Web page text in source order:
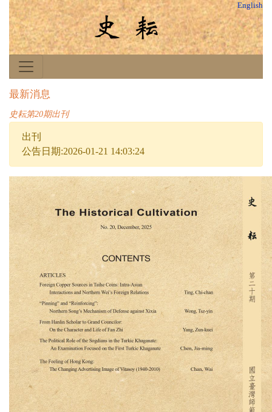
English
最新消息
史耘第20期出刊
出刊
公告日期:2026-01-21 14:03:24